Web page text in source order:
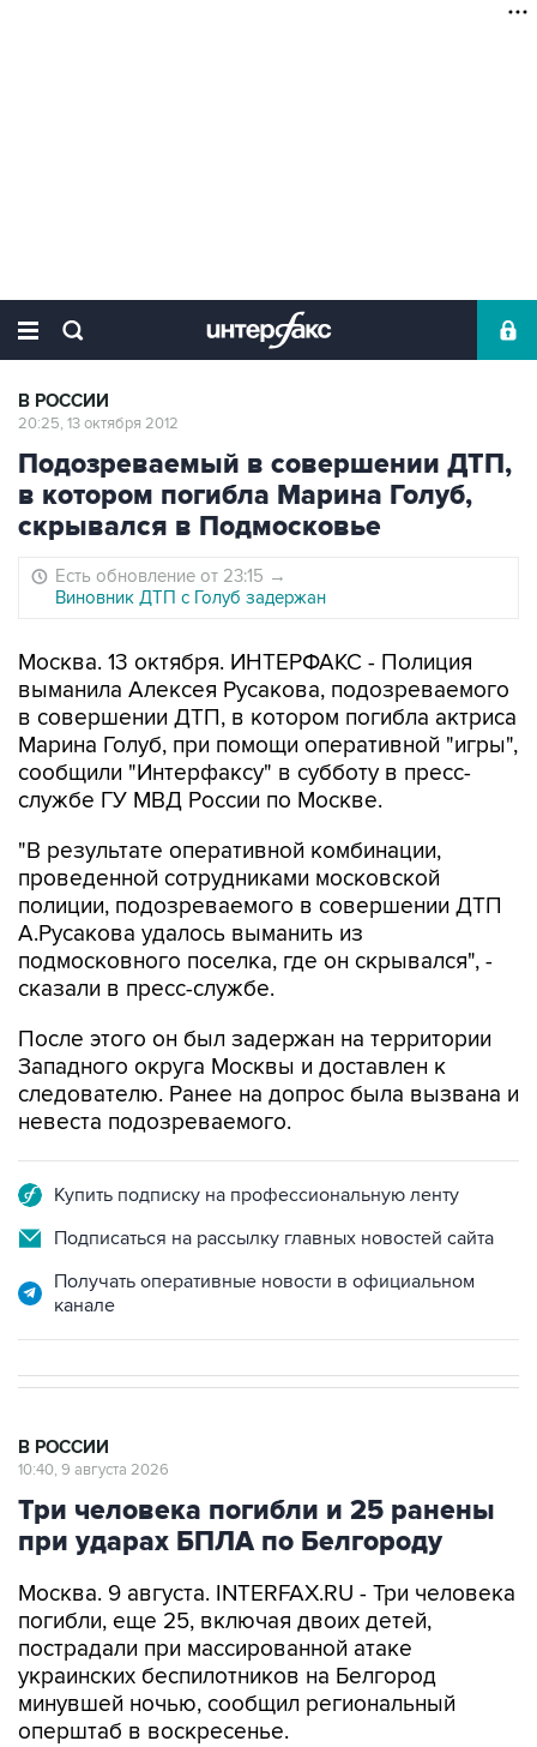
В РОССИИ
20:25, 13 октября 2012
Подозреваемый в совершении ДТП,
в котором погибла Марина Голуб,
скрывался в Подмосковье
Есть обновление от 23:15 →
Виновник ДТП с Голуб задержан
Москва. 13 октября. ИНТЕРФАКС - Полиция
выманила Алексея Русакова, подозреваемого
в совершении ДТП, в котором погибла актриса
Марина Голуб, при помощи оперативной "игры",
сообщили "Интерфаксу" в субботу в пресс-
службе ГУ МВД России по Москве.
"В результате оперативной комбинации,
проведенной сотрудниками московской
полиции, подозреваемого в совершении ДТП
А.Русакова удалось выманить из
подмосковного поселка, где он скрывался", -
сказали в пресс-службе.
После этого он был задержан на территории
Западного округа Москвы и доставлен к
следователю. Ранее на допрос была вызвана и
невеста подозреваемого.
Купить подписку на профессиональную ленту
Подписаться на рассылку главных новостей сайта
Получать оперативные новости в официальном
канале
В РОССИИ
10:40, 9 августа 2026
Три человека погибли и 25 ранены
при ударах БПЛА по Белгороду
Москва. 9 августа. INTERFAX.RU - Три человека
погибли, еще 25, включая двоих детей,
пострадали при массированной атаке
украинских беспилотников на Белгород
минувшей ночью, сообщил региональный
оперштаб в воскресенье.